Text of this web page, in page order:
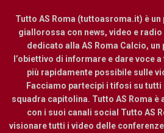
Tutto AS Roma (tuttoasroma.it) è
giallorossa con news, video e
dedicato alla AS Roma Calcio, un
l’obiettivo di informare e dare voce
più rapidamente possibile sulle
Facciamo partecipi i tifosi su
squadra capitolina. Tutto AS Roma è
con i suoi canali social Tutto AS
visionare tutti i video delle